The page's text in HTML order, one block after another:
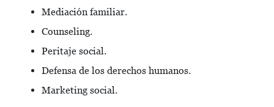
Mediación familiar.
Counseling.
Peritaje social.
Defensa de los derechos humanos.
Marketing social.